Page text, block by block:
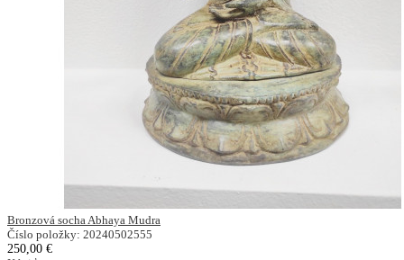
Bronzová socha Abhaya Mudra
Číslo položky: 20240502555
250,00 €